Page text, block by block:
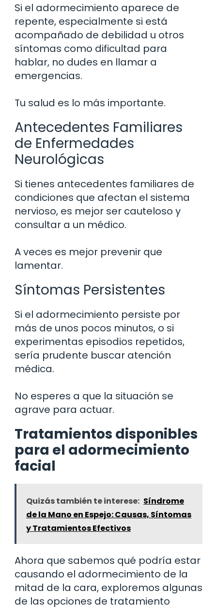
Si el adormecimiento aparece de
repente, especialmente si está
acompañado de debilidad u otros
síntomas como dificultad para
hablar, no dudes en llamar a
emergencias.
Tu salud es lo más importante.
Antecedentes Familiares
de Enfermedades
Neurológicas
Si tienes antecedentes familiares de
condiciones que afectan el sistema
nervioso, es mejor ser cauteloso y
consultar a un médico.
A veces es mejor prevenir que
lamentar.
Síntomas Persistentes
Si el adormecimiento persiste por
más de unos pocos minutos, o si
experimentas episodios repetidos,
sería prudente buscar atención
médica.
No esperes a que la situación se
agrave para actuar.
Tratamientos disponibles
para el adormecimiento
facial
Quizás también te interese: Síndrome
de la Mano en Espejo: Causas, Síntomas
y Tratamientos Efectivos
Ahora que sabemos qué podría estar
causando el adormecimiento de la
mitad de la cara, exploremos algunas
de las opciones de tratamiento